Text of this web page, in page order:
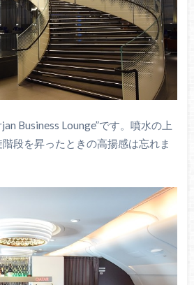
Business Lounge”です。噴水の上
段を昇ったときの高揚感は忘れま